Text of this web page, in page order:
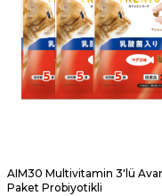
AIM30 Multivitamin 3'lü
Paket Probiyotikli